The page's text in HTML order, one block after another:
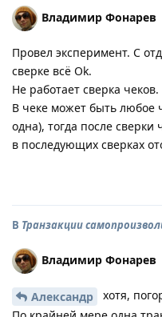
Владимир Фонарев
Провел эксперимент. С
сверке всё Ok.
Не работает сверка чеков.
В чеке может быть любое
одна), тогда после
в последующих сверках
В Транзакции
Владимир Фонарев
Александр
хотя,